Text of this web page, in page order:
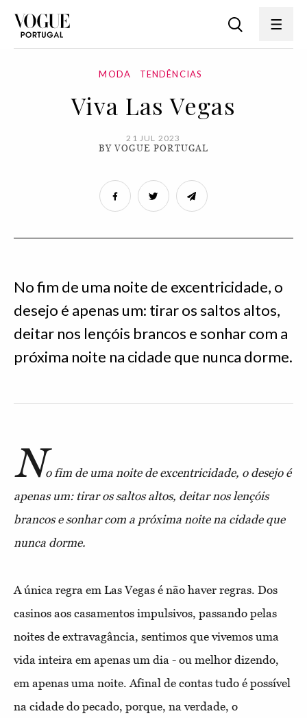
MODA TENDÊNCIAS
Viva Las Vegas
21 JUL 2023
BY VOGUE PORTUGAL
No fim de uma noite de excentricidade, o
desejo é apenas um: tirar os saltos altos,
deitar nos lençóis brancos e sonhar com a
próxima noite na cidade que nunca dorme.
No fim de uma noite de excentricidade, o desejo é
apenas um: tirar os saltos altos, deitar nos lençóis
brancos e sonhar com a próxima noite na cidade que
nunca dorme.
A única regra em Las Vegas é não haver regras. Dos
casinos aos casamentos impulsivos, passando pelas
noites de extravagância, sentimos que vivemos uma
vida inteira em apenas um dia - ou melhor dizendo,
em apenas uma noite. Afinal de contas tudo é possível
na cidade do pecado, porque, na verdade, o